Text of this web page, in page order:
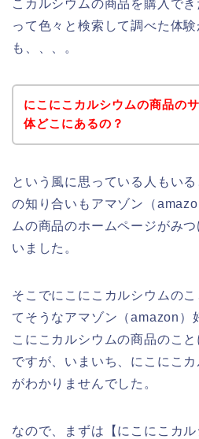
こカルシウムの商品を購入で
って色々と検索して調べた体
も、、、。
にこにこカルシウムの商品の
体どこにあるの？
という風に思っている人もい
の知り合いもアマゾン（
ムの商品のホームページがみ
いました。
そこでにこにこカルシウムの
てそうなアマゾン（amazon）
こにこカルシウムの商品のこ
ですが、いまいち、にこにこ
がわかりませんでした。
なので、まずは【にこにこカ